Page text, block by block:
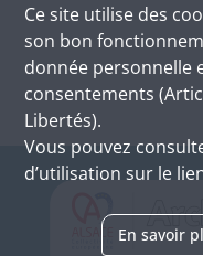
Ce site utilise des
son bon
donnée personnelle
consentements
Libertés).
Vous pouvez
d’utilisation sur le
En savoir